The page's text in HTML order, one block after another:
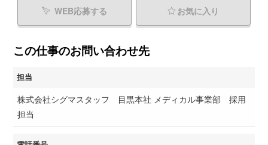
WEB応募する お気に入り
この仕事のお問い合わせ先
担当
株式会社シグマスタッフ 目黒本社 メディカル事業部 採用
担当